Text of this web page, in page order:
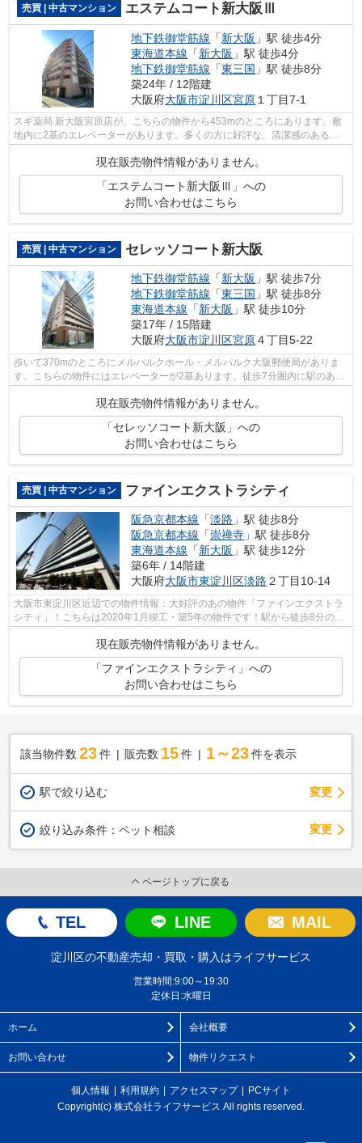
売買 | 中古マンション エステムコート新大阪Ⅲ
地下鉄御堂筋線 「新大阪 」駅 徒歩4分
東海道本線 「新大阪 」駅 徒歩4分
地下鉄御堂筋線 「東三国 」駅 徒歩8分
築24年 / 12階建
大阪府大阪市淀川区宮原 １丁目7-1
スギ薬局 新大阪宮原店が、こちらの物件から453mのところにあります。敷
地内に2基のエレベーターがあります。多くの方に好評な、清潔感のある室
現在販売物件情報がありません。
「エステムコート新大阪Ⅲ」への
お問い合わせはこちら
売買 | 中古マンション セレッソコート新大阪
地下鉄御堂筋線 「新大阪 」駅 徒歩7分
地下鉄御堂筋線 「東三国 」駅 徒歩8分
東海道本線 「新大阪 」駅 徒歩10分
築17年 / 15階建
大阪府大阪市淀川区宮原４丁目5-22
歩いて370mのところにメルパルクホール・メルパルク大阪郵便局がありま
す。こちらの物件にはエレベーターが2基あります。徒歩7分圏内に駅のある
現在販売物件情報がありません。
「セレッソコート新大阪」への
お問い合わせはこちら
売買 | 中古マンション ファインエクストラシティ
阪急京都本線 「淡路 」駅 徒歩8分
阪急京都本線 「崇禅寺 」駅 徒歩8分
東海道本線 「新大阪 」駅 徒歩12分
築6年 / 14階建
大阪府大阪市東淀川区淡路 ２丁目10-14
大阪市東淀川区近辺での物件情報：大好評のあの物件「ファインエクストラ
シティ」！こちらは2020年1月竣工・築5年の物件です！駅から徒歩8分の場
所に位置する物件です！中古でありなが...
現在販売物件情報がありません。
「ファインエクストラシティ」への
お問い合わせはこちら
該当物件数 23件 販売数 15 件 1～23 件を表示
駅で絞り込む 変更
絞り込み条件： ペット相談 変更
ページトップに戻る
TEL LINE MAIL
淀川区の不動産売却・買取・購入はライフサービス
営業時間:9:00～19:30
定休日:水曜日
ホーム 会社概要
お問い合わせ 物件リクエスト
個人情報 利用規約 アクセスマップ
PCサイト
Copyright(c) 株式会社ライフサービス All rights reserved.